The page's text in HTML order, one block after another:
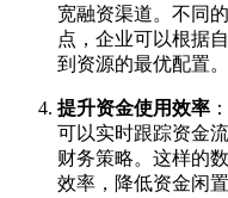
宽融资渠道。不同
点，企业可以根据
到资源的最优配置。
提升资金使用效率
可以实时跟踪资金
财务策略。这样的
效率，降低资金闲置